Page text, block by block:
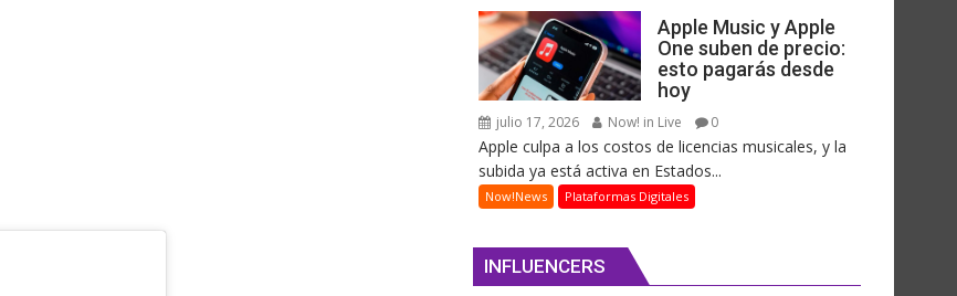
Apple Music y Apple
One suben de precio:
esto pagarás desde
hoy
julio 17, 2026 Now! in Live 0
Apple culpa a los costos de licencias musicales, y la
subida ya está activa en Estados...
Now!News Plataformas Digitales
INFLUENCERS